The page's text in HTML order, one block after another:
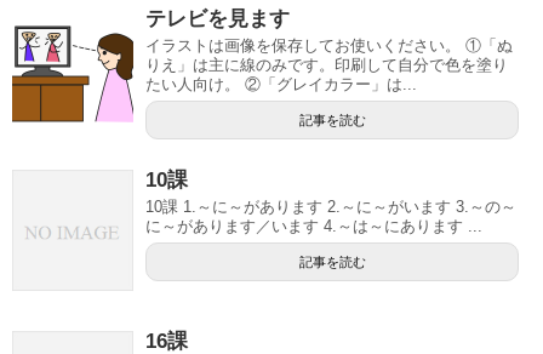
テレビを見ます
イラストは画像を保存してお使いください。 ①「ぬ
りえ」は主に線のみです。印刷して自分で色を塗り
たい人向け。 ②「グレイカラー」は...
記事を読む
10課
10課 1.～に～があります 2.～に～がいます 3.～の～
に～があります／います 4.～は～にあります ...
記事を読む
16課